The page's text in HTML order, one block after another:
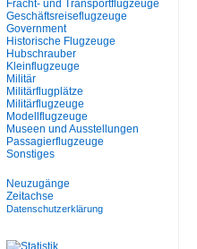
Fracht- und Transportflugzeuge
Geschäftsreiseflugzeuge
Government
Historische Flugzeuge
Hubschrauber
Kleinflugzeuge
Militär
Militärflugplätze
Militärflugzeuge
Modellflugzeuge
Museen und Ausstellungen
Passagierflugzeuge
Sonstiges
Neuzugänge
Zeitachse
Datenschutzerklärung